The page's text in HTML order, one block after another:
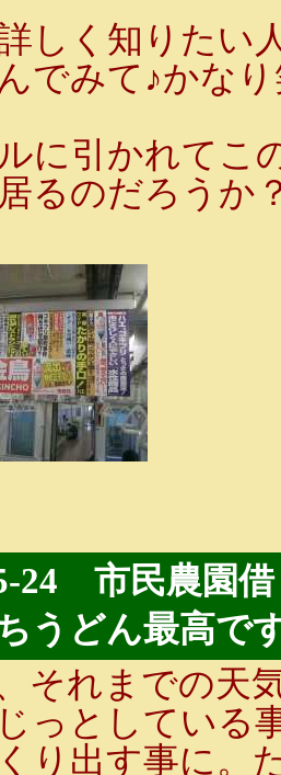
しく知りたい
でみて♪かな
に引かれてこ
るのだろうか
24 市民農園
うどん最高で
それまでの天
っとしている
り出す事に。